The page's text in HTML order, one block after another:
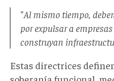
"Al mismo tiempo,
por expulsar a
construyan
Estas directrices